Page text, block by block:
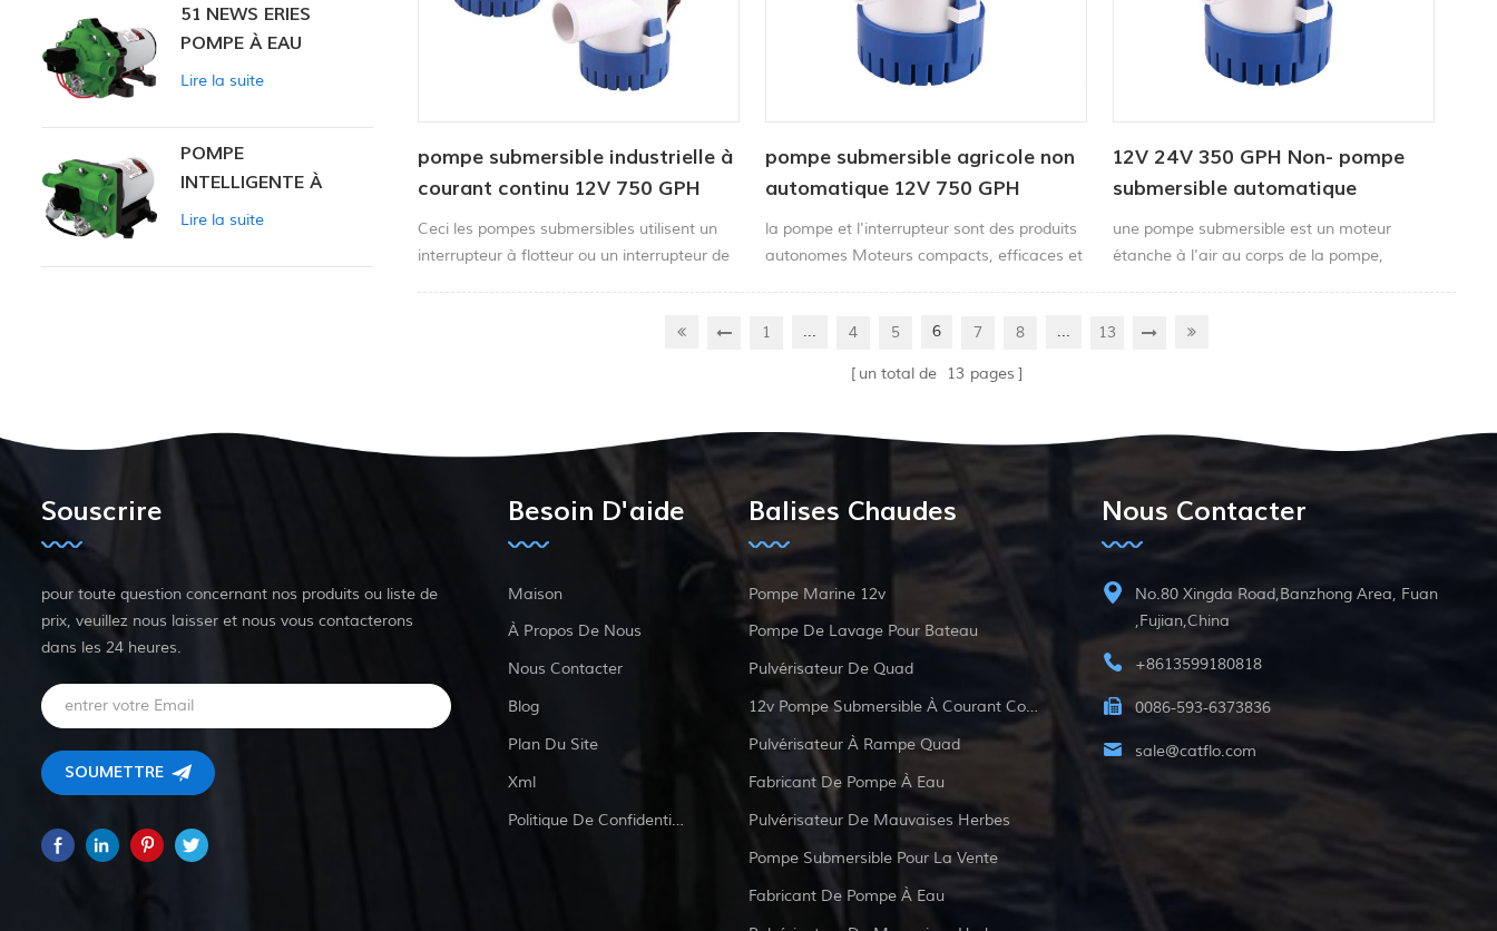
pompe submersible industrielle à
courant continu 12V 750 GPH
Ceci les pompes submersibles utilisent un
interrupteur à flotteur ou un interrupteur de
filtre amovible facilite le nettoyage et le
pompe submersible agricole non
automatique 12V 750 GPH
la pompe et l'interrupteur sont des produits
autonomes Moteurs compacts, efficaces et
12V 24V 350 GPH Non- pompe
submersible automatique
une pompe submersible est un moteur
étanche à l'air au corps de la pompe,
1 ... 4 5 6 7 8 ... 13
un total de 13 pages
51 NEWS ERIES
POMPE À EAU
Lire la suite
POMPE
INTELLIGENTE À
PRESSION
ZN-42
Lire la suite
Souscrire
pour toute question concernant nos produits ou liste de
prix, veuillez nous laisser et nous vous contacterons
dans les 24 heures.
Besoin D'aide
Maison
À Propos De Nous
Nous Contacter
Blog
Plan Du Site
Xml
Politique De Confidentialité
Balises Chaudes
Pompe Marine 12v
Pompe De Lavage Pour Bateau
Pulvérisateur De Quad
12v Pompe Submersible À Courant Continu
Pulvérisateur À Rampe Quad
Fabricant De Pompe À Eau
Pulvérisateur De Mauvaises Herbes
Pompe Submersible Pour La Vente
Fabricant De Pompe À Eau
Nous Contacter
No.80 Xingda Road,Banzhong Area, Fuan
,Fujian,China
+8613599180818
0086-593-6373836
sale@catflo.com